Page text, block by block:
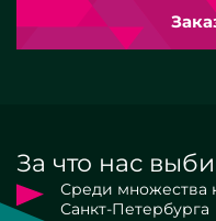
За что нас
Среди множества
Санкт-Петербурга